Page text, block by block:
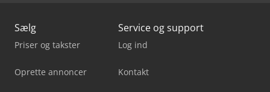
Sælg
Priser og takster
Oprette annoncer
Service og support
Log ind
Kontakt